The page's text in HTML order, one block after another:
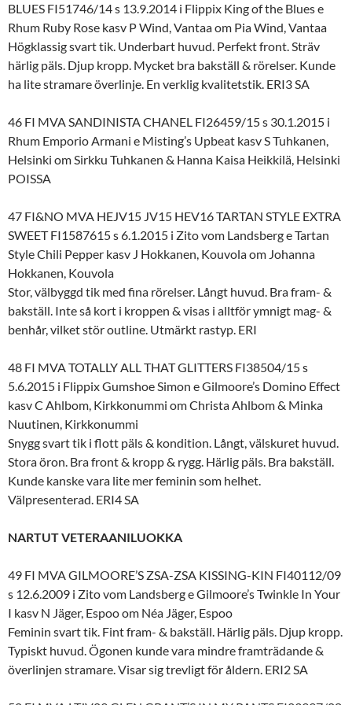
BLUES FI51746/14 s 13.9.2014 i Flippix King of the Blues e
Rhum Ruby Rose kasv P Wind, Vantaa om Pia Wind, Vantaa
Högklassig svart tik. Underbart huvud. Perfekt front. Sträv
härlig päls. Djup kropp. Mycket bra bakställ & rörelser. Kunde
ha lite stramare överlinje. En verklig kvalitetstik. ERI3 SA
46 FI MVA SANDINISTA CHANEL FI26459/15 s 30.1.2015 i
Rhum Emporio Armani e Misting’s Upbeat kasv S Tuhkanen,
Helsinki om Sirkku Tuhkanen & Hanna Kaisa Heikkilä, Helsinki
POISSA
47 FI&NO MVA HEJV15 JV15 HEV16 TARTAN STYLE EXTRA
SWEET FI1587615 s 6.1.2015 i Zito vom Landsberg e Tartan
Style Chili Pepper kasv J Hokkanen, Kouvola om Johanna
Hokkanen, Kouvola
Stor, välbyggd tik med fina rörelser. Långt huvud. Bra fram- &
bakställ. Inte så kort i kroppen & visas i alltför ymnigt mag- &
benhår, vilket stör outline. Utmärkt rastyp. ERI
48 FI MVA TOTALLY ALL THAT GLITTERS FI38504/15 s
5.6.2015 i Flippix Gumshoe Simon e Gilmoore’s Domino Effect
kasv C Ahlbom, Kirkkonummi om Christa Ahlbom & Minka
Nuutinen, Kirkkonummi
Snygg svart tik i flott päls & kondition. Långt, välskuret huvud.
Stora öron. Bra front & kropp & rygg. Härlig päls. Bra bakställ.
Kunde kanske vara lite mer feminin som helhet.
Välpresenterad. ERI4 SA
NARTUT VETERAANILUOKKA
49 FI MVA GILMOORE’S ZSA-ZSA KISSING-KIN FI40112/09
s 12.6.2009 i Zito vom Landsberg e Gilmoore’s Twinkle In Your
I kasv N Jäger, Espoo om Néa Jäger, Espoo
Feminin svart tik. Fint fram- & bakställ. Härlig päls. Djup kropp.
Typiskt huvud. Ögonen kunde vara mindre framträdande &
överlinjen stramare. Visar sig trevligt för åldern. ERI2 SA